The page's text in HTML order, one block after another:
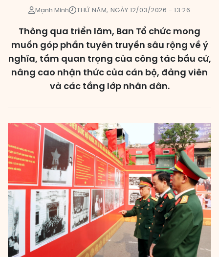
HĐND cấp tỉnh, thành phố
Mạnh Minh THỨ NĂM, NGÀY 12/03/2026 - 13:26
Thông qua triển lãm, Ban Tổ chức mong
muốn góp phần tuyên truyền sâu rộng về ý
nghĩa, tầm quan trọng của công tác bầu cử,
nâng cao nhận thức của cán bộ, đảng viên
và các tầng lớp nhân dân.